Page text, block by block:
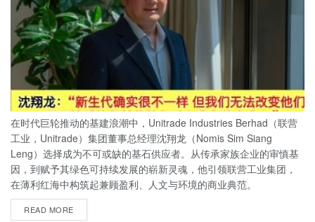
在时代巨轮推动的基建浪潮中，Unitrade Industries Berhad（联营
工业，Unitrade）集团董事总经理沈翔龙（Nomis Sim Siang
Leng）选择成为不可或缺的基石供应者。从传承家族企业的审慎基
因，到赋予其绿色可持续发展的崭新灵魂，他引领联营工业集团，
在薄利红海中构筑起兼顾盈利、人文与环境的商业典范。
READ MORE